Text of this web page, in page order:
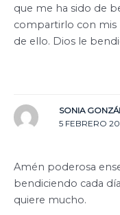
que me ha sido de
compartirlo con mis
de ello. Dios le
SONIA
5 FEBRERO
Amén poderosa
bendiciendo cada
quiere mucho.